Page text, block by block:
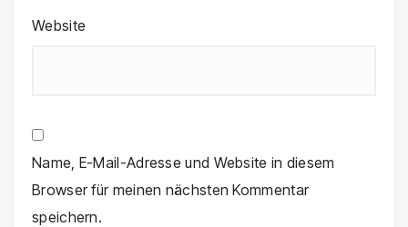
Website
Name, E-Mail-Adresse und Website in diesem
Browser für meinen nächsten Kommentar
speichern.